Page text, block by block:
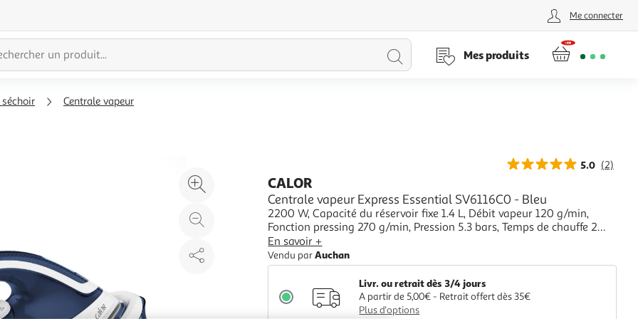
Me connecter
Lancer
Mes produits
séchoir Centrale vapeur
Agrandir
l'illustration
l'illustration
Partager
5.0 (2)
CALOR
Centrale vapeur Express Essential SV6116C0 - Bleu
2200 W, Capacité du réservoir fixe 1.4 L, Débit vapeur 120 g/min,
Fonction pressing 270 g/min, Pression 5.3 bars, Temps de chauffe 2
min, Arrêt automatique
En savoir +
Vendu parAuchan
Livr. ou retrait dès 3/4 jours
A partir de 5,00€ - Retrait offert dès 35€
Plus d'options